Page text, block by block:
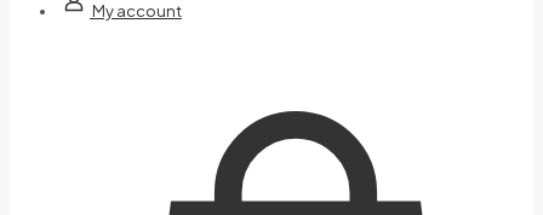
My account